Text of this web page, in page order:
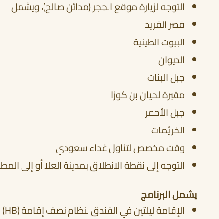
التوجه لزيارة موقع الحِجر (مدائن صالح)، ويشمل
قصر الفريد
البيوت الطينية
الديوان
جبل البنات
مقبرة لحيان بن كوزا
جبل الأحمر
الخريْمات
وقت مخصص لتناول غداء سعودي
التوجه إلى نقطة الانطلاق بمدينة العلا أو إلى
يشمل البرنامج
الإقامة ليلتين في الفندق بنظام نصف إقامة (HB) في منتجع صحاري